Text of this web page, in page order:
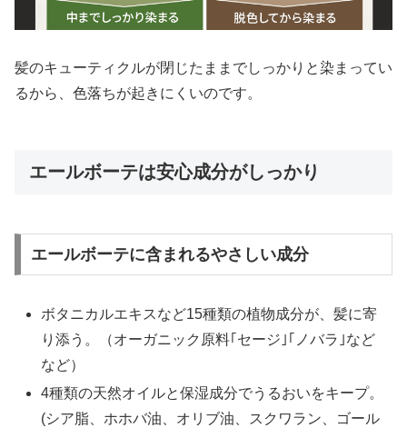
髪のキューティクルが閉じたままでしっかりと染まってい
るから、色落ちが起きにくいのです。
エールボーテは安心成分がしっかり
エールボーテに含まれるやさしい成分
ボタニカルエキスなど15種類の植物成分が、髪に寄
り添う。（オーガニック原料｢セージ｣｢ノバラ｣など
など）
4種類の天然オイルと保湿成分でうるおいをキープ。
(シア脂、ホホバ油、オリブ油、スクワラン、ゴール